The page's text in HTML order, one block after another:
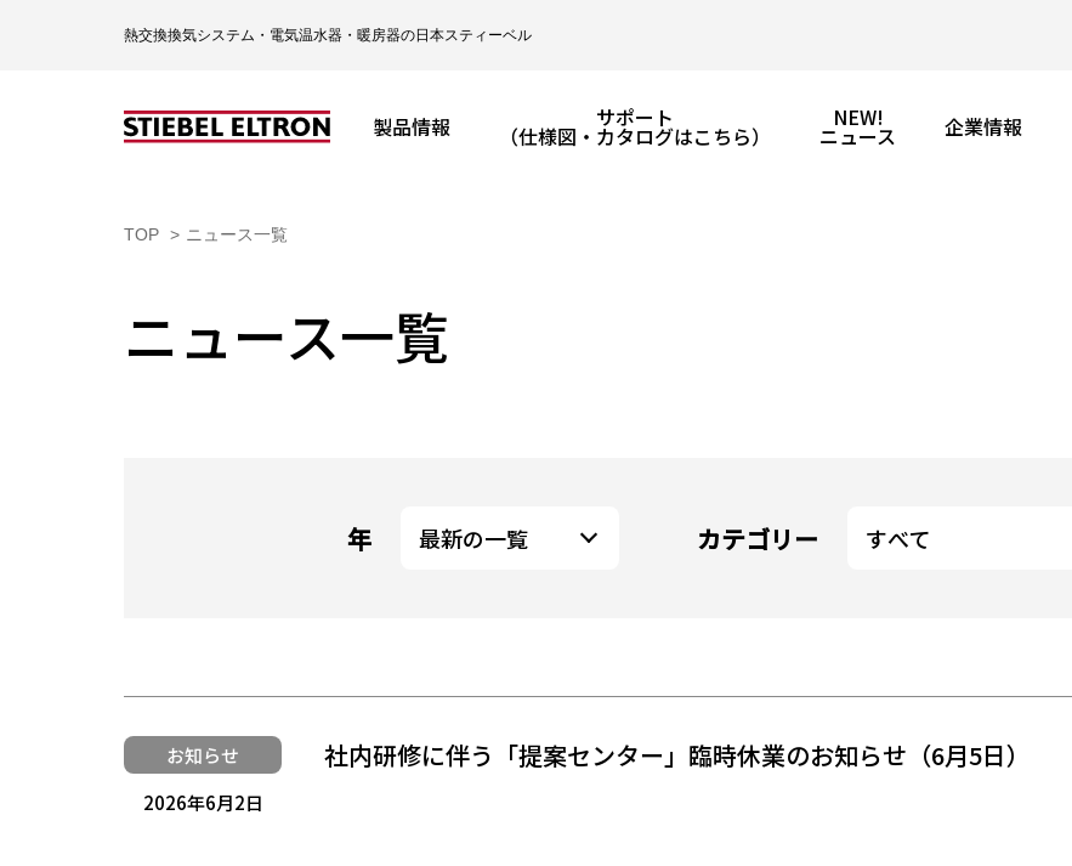
熱交換換気システム・電気温水器・暖房器の日本スティーベル
製品情報 サポート
（仕様図・カタログはこちら）
NEW!
ニュース 企業情報
TOP ニュース一覧
ニュース一覧
年 カテゴリー
お知らせ
2026年6月2日
社内研修に伴う「提案センター」臨時休業のお知らせ（6月5日）